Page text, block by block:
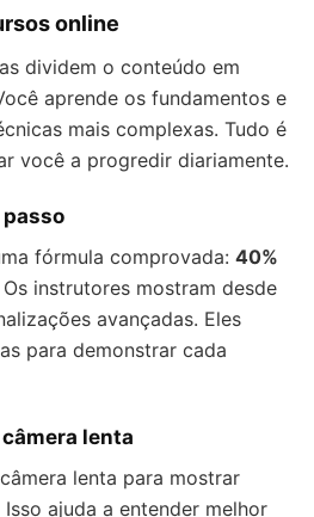
online
dividem o conteúdo em
aprende os fundamentos e
mais complexas. Tudo é
você a progredir diariamente.
fórmula comprovada: 40%
Os instrutores mostram desde
avançadas. Eles
para demonstrar cada
lenta
lenta para mostrar
ajuda a entender melhor